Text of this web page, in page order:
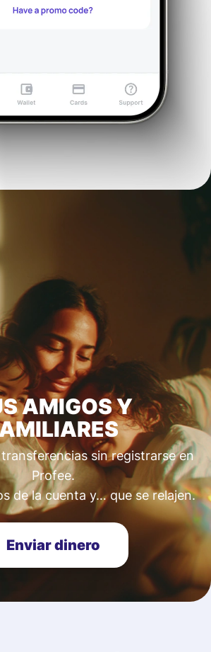
AMIGOS Y
sin registrarse en
Profee.
de la cuenta y… que se relajen.
Enviar dinero